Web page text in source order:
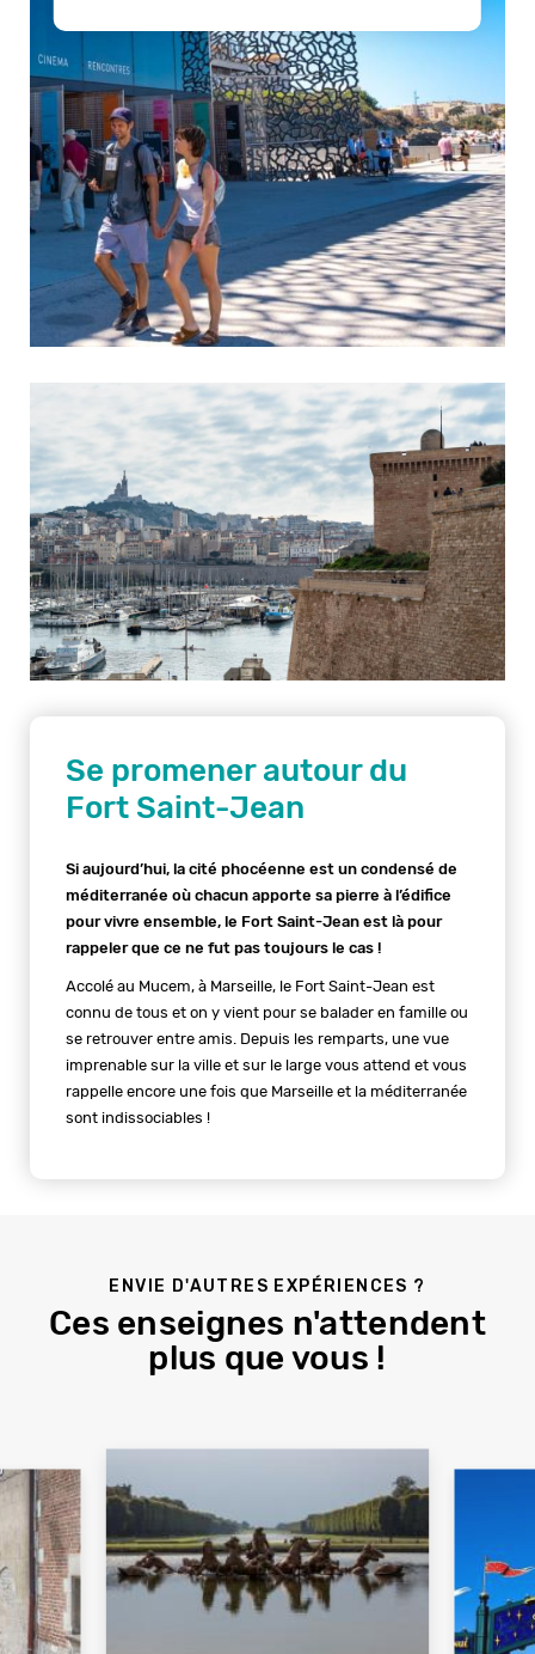
Se promener autour du
Fort Saint-Jean
Si aujourd’hui, la cité phocéenne est un condensé de
méditerranée où chacun apporte sa pierre à l’édifice
pour vivre ensemble, le Fort Saint-Jean est là pour
rappeler que ce ne fut pas toujours le cas !
Accolé au Mucem, à Marseille, le Fort Saint-Jean est
connu de tous et on y vient pour se balader en famille ou
se retrouver entre amis. Depuis les remparts, une vue
imprenable sur la ville et sur le large vous attend et vous
rappelle encore une fois que Marseille et la méditerranée
sont indissociables !
ENVIE D'AUTRES EXPÉRIENCES ?
Ces enseignes n'attendent
plus que vous !